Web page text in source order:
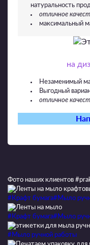
натуральность
отличное
максимальный
на
Незаменимый
Выгодный
отличное
Фото наших клиентов
#Крафт бумага#Мыло
#Крафт бумага#Мыло
#Мыло ручной работы